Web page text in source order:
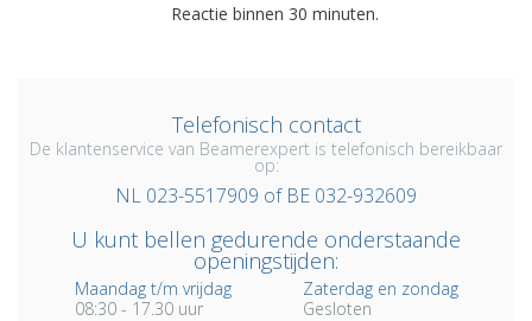
Reactie binnen 30 minuten.
Telefonisch contact
De klantenservice van Beamerexpert is telefonisch bereikbaar
op:
NL 023-5517909 of BE 032-932609
U kunt bellen gedurende onderstaande
openingstijden:
Maandag t/m vrijdag
08:30 - 17.30 uur
Zaterdag en zondag
Gesloten